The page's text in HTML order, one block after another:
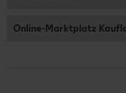
Online-Marktplatz